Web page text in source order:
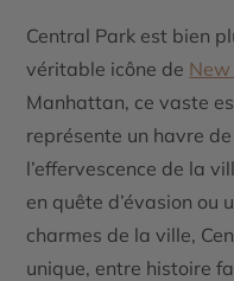
Central Park est bien
véritable icône de New
Manhattan, ce vaste
représente un havre
l’effervescence de la
en quête d’évasion ou
charmes de la ville,
unique, entre histoire